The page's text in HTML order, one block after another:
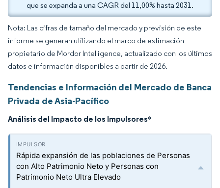
que se expanda a una CAGR del 11,00% hasta 2031.
Nota: Las cifras de tamaño del mercado y previsión de este
informe se generan utilizando el marco de estimación
propietario de Mordor Intelligence, actualizado con los últimos
datos e información disponibles a partir de 2026.
Tendencias e Información del Mercado de Banca
Privada de Asia-Pacífico
Análisis del Impacto de los Impulsores*
Rápida expansión de las poblaciones de Personas
con Alto Patrimonio Neto y Personas con
Patrimonio Neto Ultra Elevado